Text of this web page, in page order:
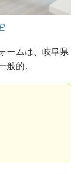
ームは、岐阜県
般的。